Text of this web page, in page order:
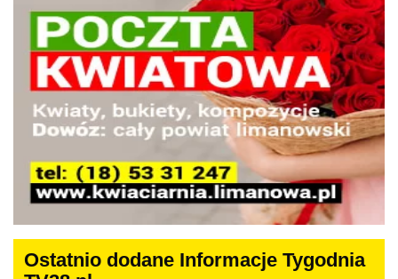
Ostatnio dodane Informacje Tygodnia